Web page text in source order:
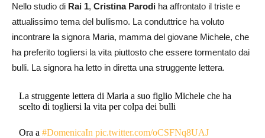
Nello studio di Rai 1, Cristina Parodi ha affrontato il triste e
attualissimo tema del bullismo. La conduttrice ha voluto
incontrare la signora Maria, mamma del giovane Michele, che
ha preferito togliersi la vita piuttosto che essere tormentato dai
bulli. La signora ha letto in diretta una struggente lettera.
La struggente lettera di Maria a suo figlio Michele che ha
scelto di togliersi la vita per colpa dei bulli
Ora a#DomenicaIn pic.twitter.com/oCSFNq8UAJ